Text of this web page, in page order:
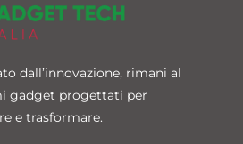
dall’innovazione, rimani al
gadget progettati per
e trasformare.